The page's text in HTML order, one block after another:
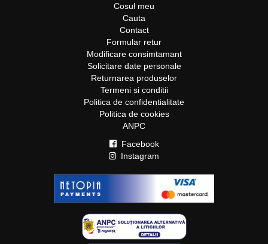
Cosul meu
Cauta
Contact
Formular retur
Modificare consimtamant
Solicitare date personale
Returnarea produselor
Termeni si conditii
Politica de confidentialitate
Politica de cookies
ANPC
Facebook
Instagram